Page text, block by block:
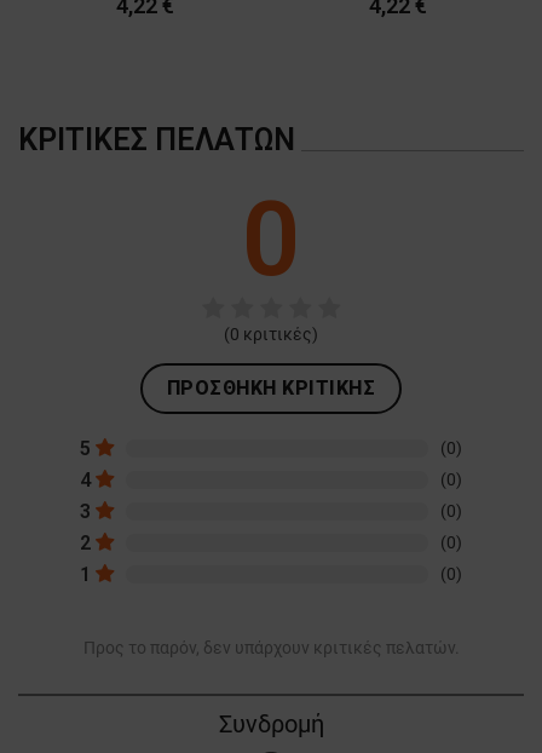
4,22 € 4,22 €
ΚΡΙΤΙΚΈΣ ΠΕΛΑΤΏΝ
0
(0 κριτικές)
ΠΡΟΣΘΉΚΗ ΚΡΙΤΙΚΉΣ
5 (0)
4 (0)
3 (0)
2 (0)
1 (0)
Προς το παρόν, δεν υπάρχουν κριτικές πελατών.
Συνδρομή